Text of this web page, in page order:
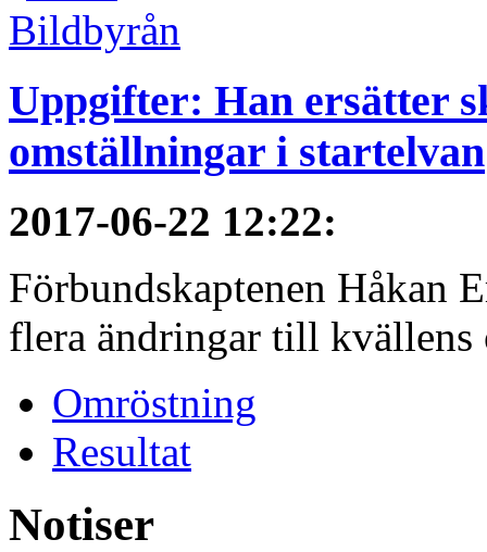
Uppgifter: Han ersätter
omställningar i startelvan
2017-06-22 12:22:
Förbundskaptenen Håkan
flera ändringar till kvällens
Omröstning
Resultat
Notiser